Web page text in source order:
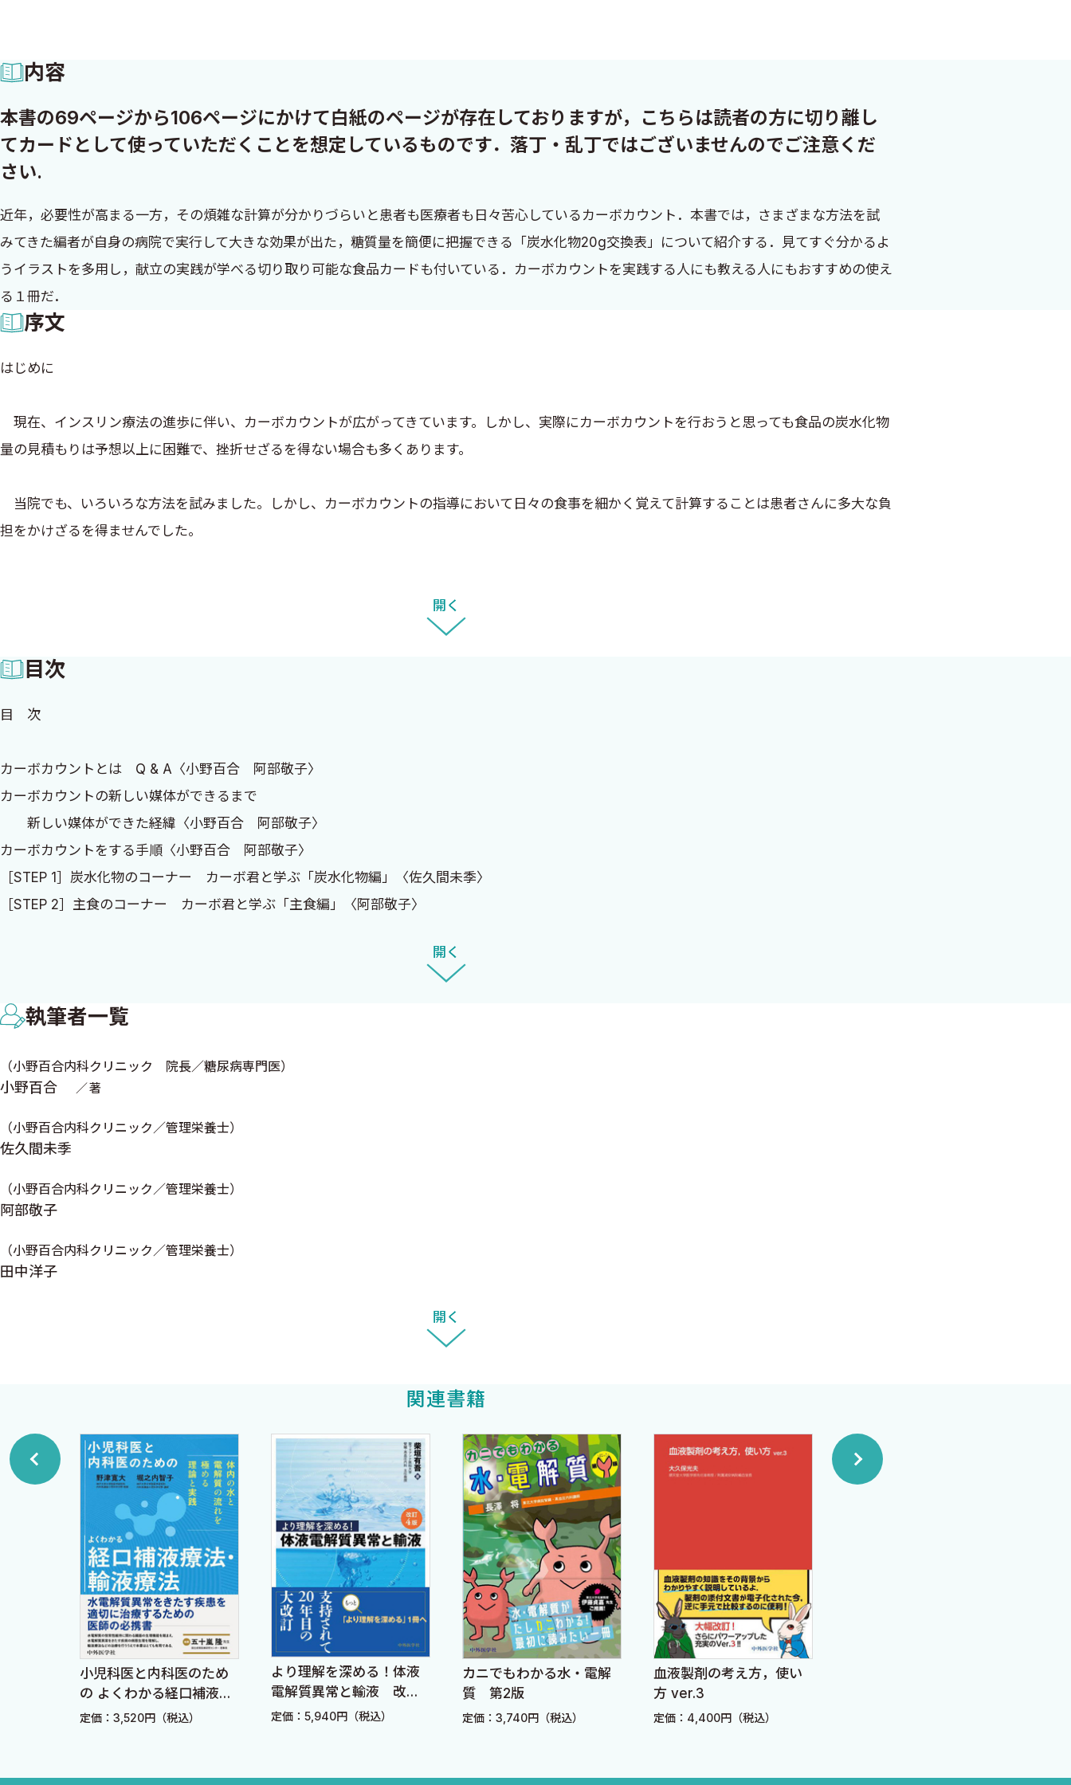
内容
本書の69ページから106ページにかけて白紙のページが存在しておりますが，こちらは読者の方に切り離し
てカードとして使っていただくことを想定しているものです．落丁・乱丁ではございませんのでご注意くだ
さい.
近年，必要性が高まる一方，その煩雑な計算が分かりづらいと患者も医療者も日々苦心しているカーボカウント．本書では，さまざまな方法を試
みてきた編者が自身の病院で実行して大きな効果が出た，糖質量を簡便に把握できる「炭水化物20g交換表」について紹介する．見てすぐ分かるよ
うイラストを多用し，献立の実践が学べる切り取り可能な食品カードも付いている．カーボカウントを実践する人にも教える人にもおすすめの使え
る１冊だ．
序文
はじめに
現在、インスリン療法の進歩に伴い、カーボカウントが広がってきています。しかし、実際にカーボカウントを行おうと思っても食品の炭水化物
量の見積もりは予想以上に困難で、挫折せざるを得ない場合も多くあります。
当院でも、いろいろな方法を試みました。しかし、カーボカウントの指導において日々の食事を細かく覚えて計算することは患者さんに多大な負
担をかけざるを得ませんでした。
絵図で、簡単に炭水化物量が覚えることができます。また、炭水化物以外の食事バランスやカロリーにもできるだけ配慮しました。
平成28年11月
小野百合内科クリニック
小野百合
開く
目次
目 次
カーボカウントとは Q & A〈小野百合 阿部敬子〉
カーボカウントの新しい媒体ができるまで
新しい媒体ができた経緯〈小野百合 阿部敬子〉
カーボカウントをする手順〈小野百合 阿部敬子〉
［STEP 1］炭水化物のコーナー カーボ君と学ぶ「炭水化物編」〈佐久間未季〉
［STEP 2］主食のコーナー カーボ君と学ぶ「主食編」〈阿部敬子〉
献立表から炭水化物量を計算してみよう！
食品カードを使った献立の作り方
色々な献立を作ってみよう〈阿部敬子 小野百合〉
間食のコーナー カーボ君と学ぶ「間食編」〈阿部敬子〉
1型糖尿病のカーボカウント〈小野百合〉
ここでは疾患に照らし合わせて勉強をしていきましょう〈鴨嶋ひかる〉
「炭水化物20 g交換表」活用 達人への三箇条〈佐久間未季 小野百合〉
開く
執筆者一覧
（小野百合内科クリニック 院長／糖尿病専門医）
小野百合 著
（小野百合内科クリニック／管理栄養士）
佐久間未季
（小野百合内科クリニック／管理栄養士）
阿部敬子
（小野百合内科クリニック／管理栄養士）
田中洋子
開く
関連書籍
小児科医と内科医のため
の よくわかる経口補液療
法・輸液療法〜体内の水
定価：3,520円（税込）
より理解を深める！体液
電解質異常と輸液 改訂4
版
定価：5,940円（税込）
カニでもわかる水・電解
質 第2版
定価：3,740円（税込）
血液製剤の考え方，使い
方 ver.3
定価：4,400円（税込）